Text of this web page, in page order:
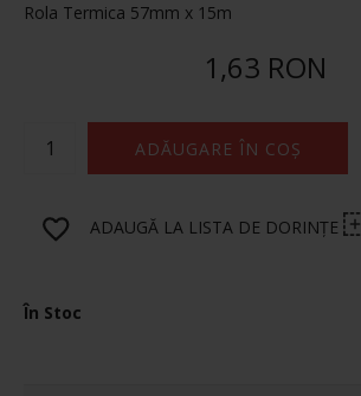
Rola Termica 57mm x 15m
1,63 RON
ADĂUGARE ÎN COȘ
ADAUGĂ LA LISTA DE DORINȚE
În Stoc